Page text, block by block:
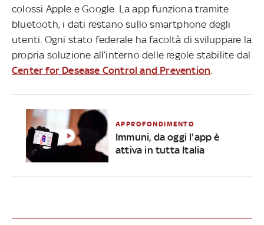
colossi Apple e Google. La app funziona tramite
bluetooth, i dati restano sullo smartphone degli
utenti. Ogni stato federale ha facoltà di sviluppare la
propria soluzione all’interno delle regole stabilite dal
Center for Desease Control and Prevention
APPROFONDIMENTO
Immuni, da oggi l'app è
attiva in tutta Italia